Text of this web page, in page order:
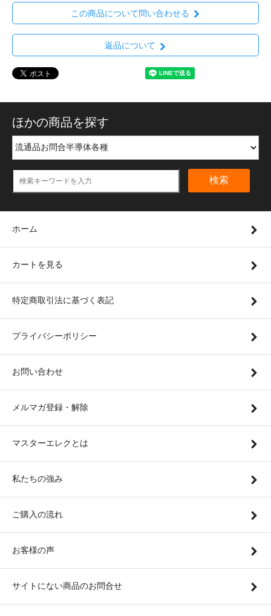
この商品について問い合わせる
返品について
ほかの商品を探す
検索
ホーム
カートを見る
特定商取引法に基づく表記
プライバシーポリシー
お問い合わせ
メルマガ登録・解除
マスターエレクとは
私たちの強み
ご購入の流れ
お客様の声
サイトにない商品のお問合せ